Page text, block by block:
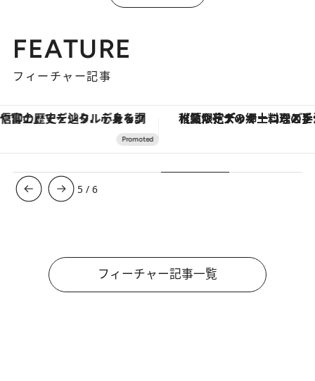
FEATURE
フィーチャー記事
【夏限定ディナーコース】旬を迎える稚鮎や花ズッキーニなどをイタリア・トスカーナの郷土料理の手法で満喫！
5 /6
フィーチャー記事一覧